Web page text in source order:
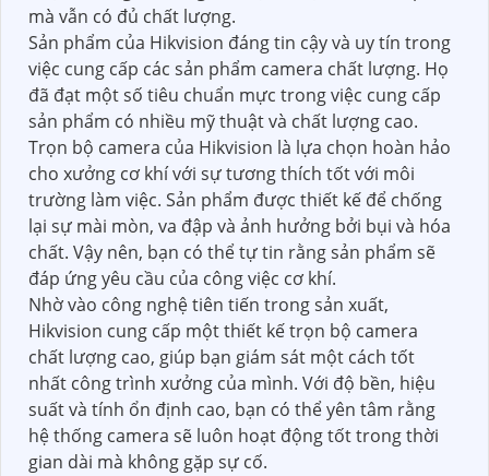
mà vẫn có đủ chất lượng.
Sản phẩm của Hikvision đáng tin cậy và uy tín trong
việc cung cấp các sản phẩm camera chất lượng. Họ
đã đạt một số tiêu chuẩn mực trong việc cung cấp
sản phẩm có nhiều mỹ thuật và chất lượng cao.
Trọn bộ camera của Hikvision là lựa chọn hoàn hảo
cho xưởng cơ khí với sự tương thích tốt với môi
trường làm việc. Sản phẩm được thiết kế để chống
lại sự mài mòn, va đập và ảnh hưởng bởi bụi và hóa
chất. Vậy nên, bạn có thể tự tin rằng sản phẩm sẽ
đáp ứng yêu cầu của công việc cơ khí.
Nhờ vào công nghệ tiên tiến trong sản xuất,
Hikvision cung cấp một thiết kế trọn bộ camera
chất lượng cao, giúp bạn giám sát một cách tốt
nhất công trình xưởng của mình. Với độ bền, hiệu
suất và tính ổn định cao, bạn có thể yên tâm rằng
hệ thống camera sẽ luôn hoạt động tốt trong thời
gian dài mà không gặp sự cố.